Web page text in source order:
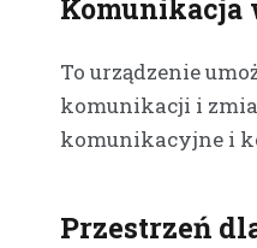
Komunikacja
To urządzenie
komunikacji i
komunikacyjne i
Przestrzeń